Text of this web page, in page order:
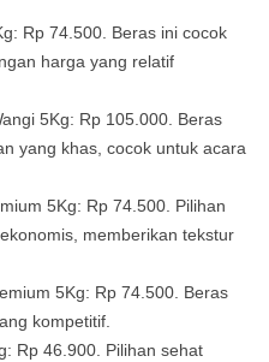
Rp 74.500. Beras ini cocok
harga yang relatif
5Kg: Rp 105.000. Beras
yang khas, cocok untuk acara
5Kg: Rp 74.500. Pilihan
memberikan tekstur
5Kg: Rp 74.500. Beras
kompetitif.
Rp 46.900. Pilihan sehat